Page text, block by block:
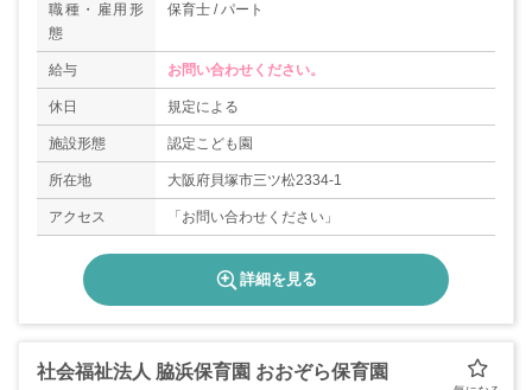
職種・雇用形
態
保育士 / パート
給与 お問い合わせください。
休日 規定による
施設形態 認定こども園
所在地 大阪府貝塚市三ツ松2334-1
アクセス 「お問い合わせください」
詳細を見る
社会福祉法人 脇浜保育園 おおぞら保育園